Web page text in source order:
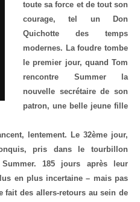
toute sa force et de tout son
courage, tel un Don
Quichotte des temps
modernes. La foudre tombe
le premier jour, quand Tom
rencontre Summer la
nouvelle secrétaire de son
patron, une belle jeune fille
lentement. Le 32ème jour,
pris dans le tourbillon
185 jours après leur
en plus incertaine – mais pas
fait des allers-retours au sein de